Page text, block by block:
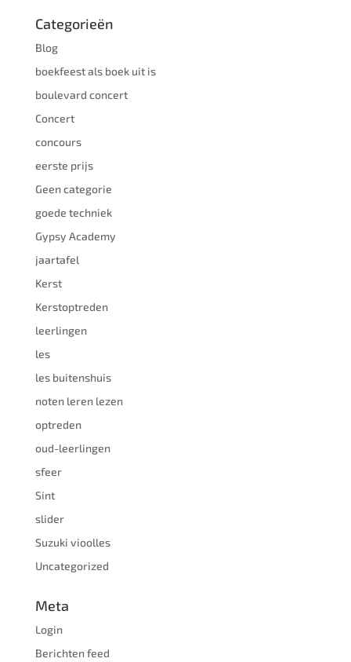
Categorieën
Blog
boekfeest als boek uit is
boulevard concert
Concert
concours
eerste prijs
Geen categorie
goede techniek
Gypsy Academy
jaartafel
Kerst
Kerstoptreden
leerlingen
les
les buitenshuis
noten leren lezen
optreden
oud-leerlingen
sfeer
Sint
slider
Suzuki vioolles
Uncategorized
Meta
Login
Berichten feed